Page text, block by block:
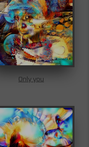
Only you